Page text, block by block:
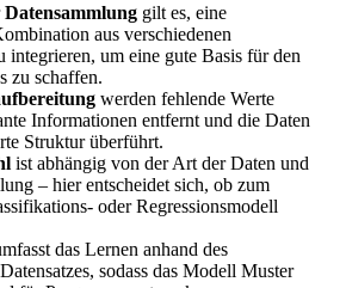
Datensammlung gilt es, eine
aus verschiedenen
integrieren, um eine gute Basis für den
zu schaffen.
werden fehlende Werte
Informationen entfernt und die Daten
Struktur überführt.
ist abhängig von der Art der Daten und
– hier entscheidet sich, ob zum
oder Regressionsmodell
das Lernen anhand des
sodass das Modell Muster